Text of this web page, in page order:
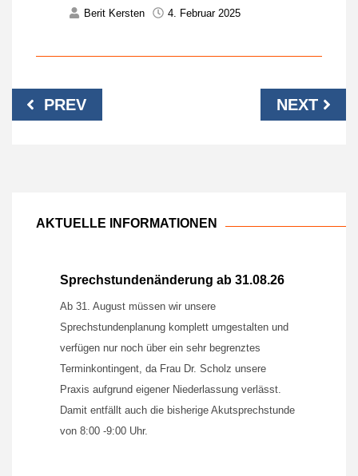
Berit Kersten 4. Februar 2025
Beitragsnavigation
PREV NEXT
AKTUELLE INFORMATIONEN
Sprechstundenänderung ab 31.08.26
Ab 31. August müssen wir unsere
Sprechstundenplanung komplett umgestalten und
verfügen nur noch über ein sehr begrenztes
Terminkontingent, da Frau Dr. Scholz unsere
Praxis aufgrund eigener Niederlassung verlässt.
Damit entfällt auch die bisherige Akutsprechstunde
von 8:00 -9:00 Uhr.